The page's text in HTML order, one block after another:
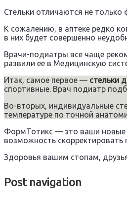
Стельки отличаются не
К сожалению, в аптеке редко
в них будет совершенно
Врачи-подиатры все чаще
развили ее в Медицинскую
Итак, самое первое — стельки
спортивные. Врач подиатр
Во-вторых, индивидуальные
температуре по точной
ФормТотикс — это ваши новые
возможность
Здоровья вашим стопам,
Post navigation